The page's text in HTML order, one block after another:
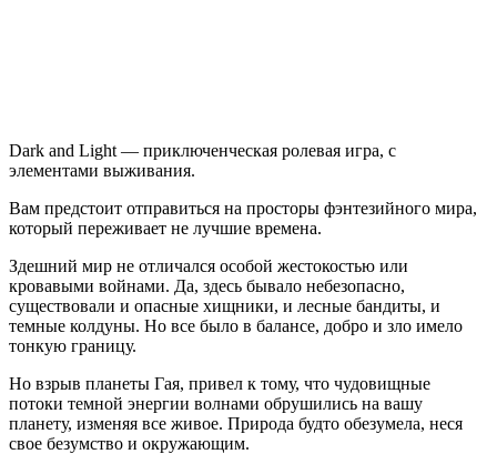
Dark and Light — приключенческая ролевая игра, с
элементами выживания.
Вам предстоит отправиться на просторы фэнтезийного мира,
который переживает не лучшие времена.
Здешний мир не отличался особой жестокостью или
кровавыми войнами. Да, здесь бывало небезопасно,
существовали и опасные хищники, и лесные бандиты, и
темные колдуны. Но все было в балансе, добро и зло имело
тонкую границу.
Но взрыв планеты Гая, привел к тому, что чудовищные
потоки темной энергии волнами обрушились на вашу
планету, изменяя все живое. Природа будто обезумела, неся
свое безумство и окружающим.